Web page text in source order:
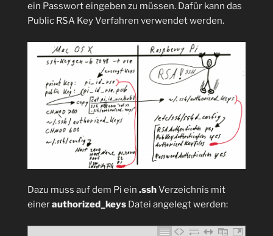
ein Passwort eingeben zu müssen. Dafür kann das
Public RSA Key Verfahren verwendet werden.
Dazu muss auf dem Pi ein .sshVerzeichnis mit
einerauthorized_keys Datei angelegt werden: